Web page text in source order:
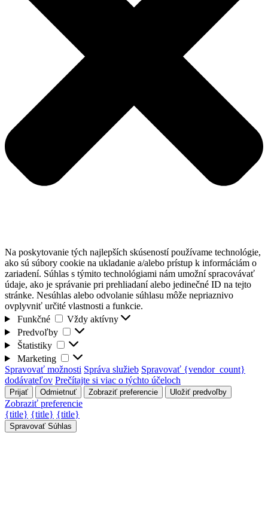
Na poskytovanie tých najlepších skúseností používame technológie,
ako sú súbory cookie na ukladanie a/alebo prístup k informáciám o
zariadení. Súhlas s týmito technológiami nám umožní spracovávať
údaje, ako je správanie pri prehliadaní alebo jedinečné ID na tejto
stránke. Nesúhlas alebo odvolanie súhlasu môže nepriaznivo
ovplyvniť určité vlastnosti a funkcie.
Funkčné
Funkčné
Vždy aktívny
Predvoľby
Predvoľby
Štatistiky
Štatistiky
Marketing
Marketing
Spravovať možnosti Správa služieb Spravovať {vendor_count}
dodávateľov Prečítajte si viac o týchto účeloch
Prijať Odmietnuť Zobraziť preferencie Uložiť predvoľby
Zobraziť preferencie
{title} {title} {title}
Spravovať Súhlas